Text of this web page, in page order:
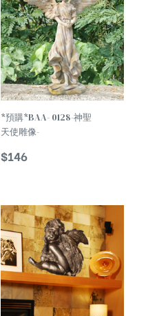
*預購*BAA- 0128-神聖
天使雕像-
Angel Statue
$146